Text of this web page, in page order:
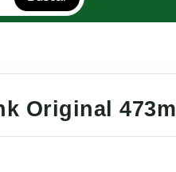
Original 473ml